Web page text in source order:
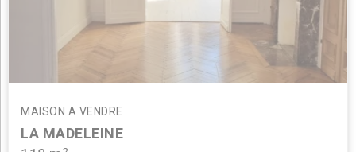
MAISON A VENDRE
LA MADELEINE